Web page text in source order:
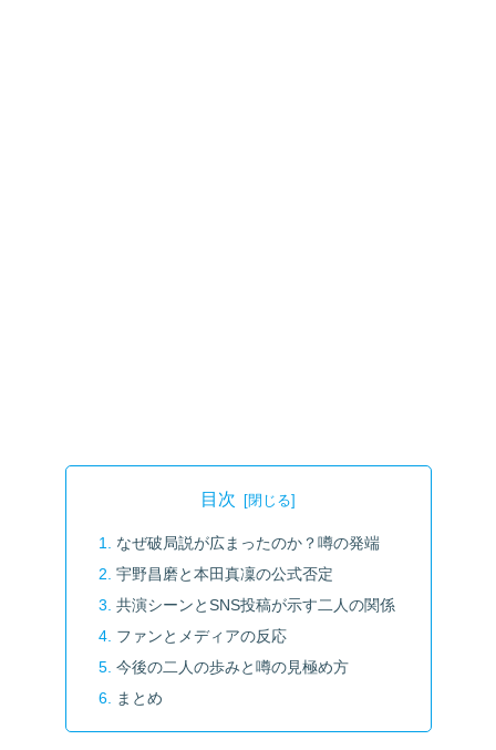
目次
なぜ破局説が広まったのか？噂の発端
宇野昌磨と本田真凜の公式否定
共演シーンとSNS投稿が示す二人の関係
ファンとメディアの反応
今後の二人の歩みと噂の見極め方
まとめ